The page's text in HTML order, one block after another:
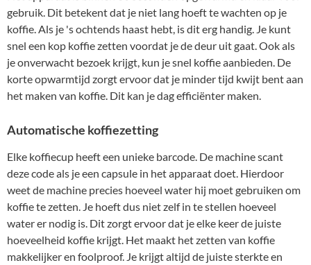
gebruik. Dit betekent dat je niet lang hoeft te wachten op je
koffie. Als je 's ochtends haast hebt, is dit erg handig. Je kunt
snel een kop koffie zetten voordat je de deur uit gaat. Ook als
je onverwacht bezoek krijgt, kun je snel koffie aanbieden. De
korte opwarmtijd zorgt ervoor dat je minder tijd kwijt bent aan
het maken van koffie. Dit kan je dag efficiënter maken.
Automatische koffiezetting
Elke koffiecup heeft een unieke barcode. De machine scant
deze code als je een capsule in het apparaat doet. Hierdoor
weet de machine precies hoeveel water hij moet gebruiken om
koffie te zetten. Je hoeft dus niet zelf in te stellen hoeveel
water er nodig is. Dit zorgt ervoor dat je elke keer de juiste
hoeveelheid koffie krijgt. Het maakt het zetten van koffie
makkelijker en foolproof. Je krijgt altijd de juiste sterkte en